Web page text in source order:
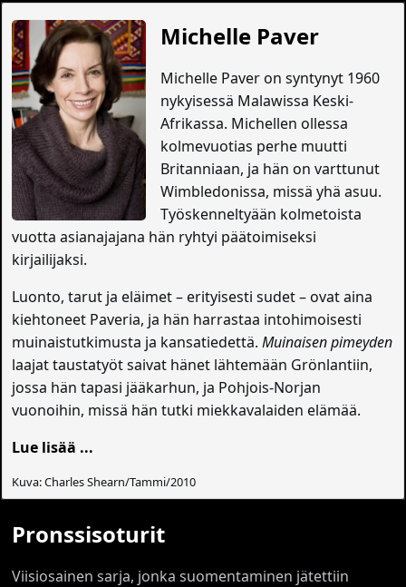
Michelle Paver
Michelle Paver on syntynyt 1960
nykyisessä Malawissa Keski-
Afrikassa. Michellen ollessa
kolmevuotias perhe muutti
Britanniaan, ja hän on varttunut
Wimbledonissa, missä yhä asuu.
Työskenneltyään kolmetoista
vuotta asianajajana hän ryhtyi päätoimiseksi
kirjailijaksi.
Luonto, tarut ja eläimet – erityisesti sudet – ovat aina
kiehtoneet Paveria, ja hän harrastaa intohimoisesti
muinaistutkimusta ja kansatiedettä.Muinaisen pimeyden
laajat taustatyöt saivat hänet lähtemään Grönlantiin,
jossa hän tapasi jääkarhun, ja Pohjois-Norjan
vuonoihin, missä hän tutki miekkavalaiden elämää.
Lue lisää ...
Kuva: Charles Shearn/Tammi/2010
Pronssisoturit
Viisiosainen sarja, jonka suomentaminen jätettiin